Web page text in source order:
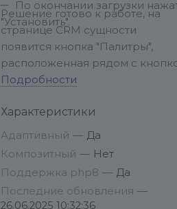
По окончании загрузки
"Установить".
Решение готово к работе, на
странице CRM сущности
появится кнопка "Палитры",
расположенная рядом с
настройки страницы.
Подробности
Характеристики
Адаптивный — Да
Композитный — Нет
Поддержка php8 — Да
Последние обновления —
26.06.2025 10:32:36